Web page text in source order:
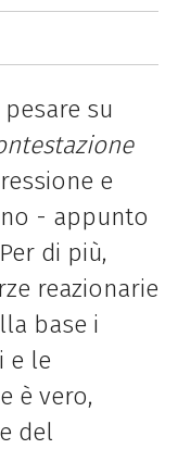
su
e
- appunto
di più,
reazionarie
base i
e le
è vero,
del